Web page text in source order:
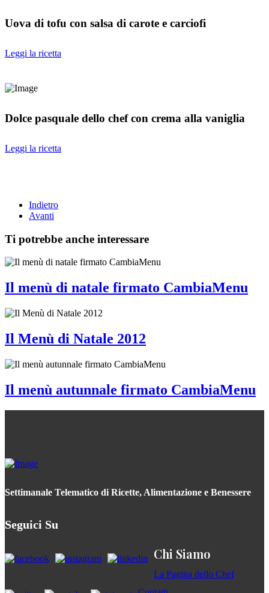
Uova di tofu con salsa di carote e carciofi
Leggi la ricetta
Dolce pasquale dello chef con crema alla vaniglia
Leggi la ricetta
Indietro
Avanti
Ti potrebbe anche interessare
Il menù di natale firmato CambiaMenu
Il Menù di Natale 2012
Il menù autunnale firmato CambiaMenu
Settimanale Telematico di Ricette, Alimentazione e Benessere
Seguici Su
Chi Siamo
La Pagina dello Chef